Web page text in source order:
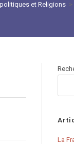
et Religions >
La